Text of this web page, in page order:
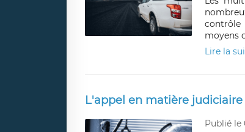
contrôle
moyens
Lire la
L'appel en matière judiciaire
Publié le